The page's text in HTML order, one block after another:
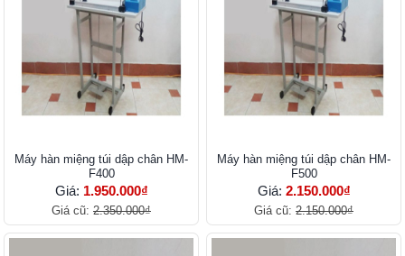
Máy hàn miệng túi dập chân HM-
F400
Giá: 1.950.000₫
Giá cũ: 2.350.000₫
Máy hàn miệng túi dập chân HM-
F500
Giá: 2.150.000₫
Giá cũ: 2.150.000₫